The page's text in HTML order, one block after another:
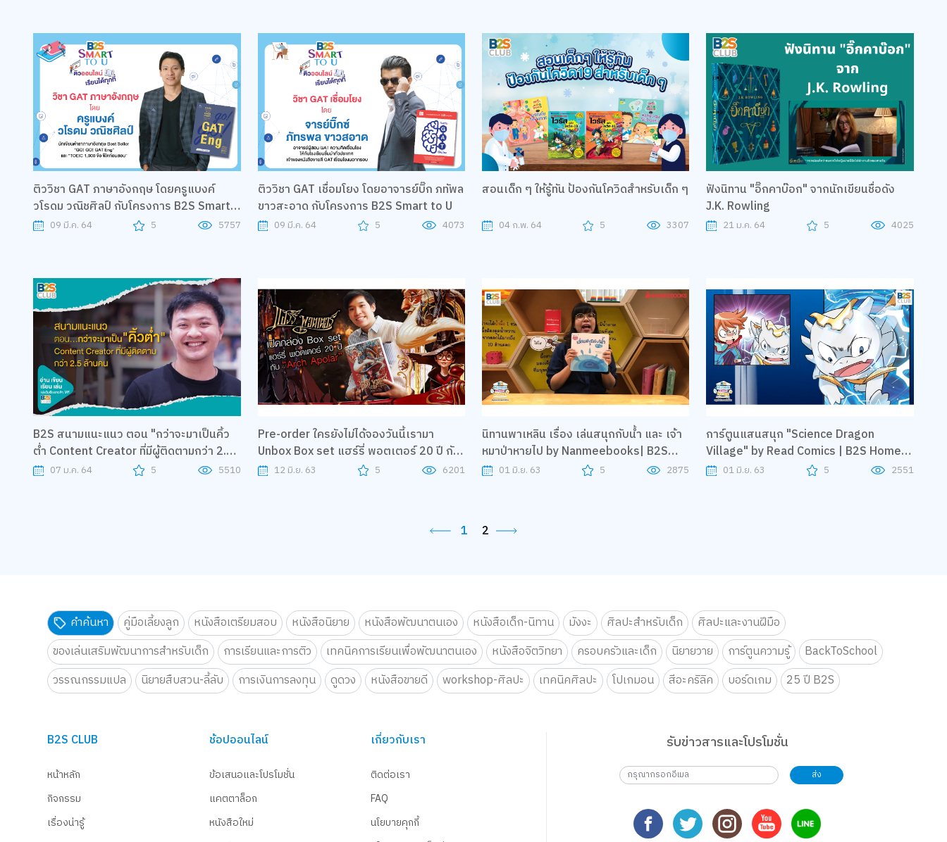
ติววิชา GAT ภาษาอังกฤษ โดยครูแบงค์
วโรดม วณิชศิลป์ กับโครงการ B2S Smart
to U09 มี.ค. 64 5 5757
ติววิชา GAT เชื่อมโยง โดยอาจารย์บิ๊ก ภทัพล
ขาวสะอาด กับโครงการ B2S Smart to U
09 มี.ค. 64 5 4073
สอนเด็ก ๆ ให้รู้ทัน ป้องกันโควิดสำหรับเด็ก ๆ
04 ก.พ. 64 5 3307
ฟังนิทาน "อิ๊กคาบ๊อก" จากนักเขียนชื่อดัง
J.K. Rowling
21 ม.ค. 64 5 4025
B2S สนามแนะแนว ตอน "กว่าจะมาเป็นคิ้ว
ต่ำ Content Creator ที่มีผู้ติดตามกว่า 2.5
ล้านคน"07 ม.ค. 64 5 5510
Pre-order ใครยังไม่ได้จองวันนี้เรามา
Unbox Box set แฮร์รี่ พอตเตอร์ 20 ปี กับ
"Arch Apolar"
12 มิ.ย. 63 5 6201
นิทานพาเหลิน เรื่อง เล่นสนุกกับน้ำ และ เจ้า
หมาป่าหายไป by Nanmeebooks| B2S
Home Sweet Home
01 มิ.ย. 63 5 2875
การ์ตูนแสนสนุก "Science Dragon
Village" by Read Comics | B2S Home
Sweet Home
01 มิ.ย. 63 5 2551
1 2
คำค้นหา คู่มือเลี้ยงลูก หนังสือเตรียมสอบ หนังสือนิยาย หนังสือพัฒนาตนเอง หนังสือเด็ก-นิทาน มังงะ ศิลปะสำหรับเด็ก
ศิลปะและงานฝีมือ
ของเล่นเสริมพัฒนาการสำหรับเด็ก
การเรียนและการติว เทคนิคการเรียนเพื่อพัฒนาตนเอง หนังสือจิตวิทยา ครอบครัวและเด็ก นิยายวาย การ์ตูนความรู้
BackToSchool
วรรณกรรมแปล
นิยายสืบสวน-ลี้ลับ การเงินการลงทุน ดูดวง หนังสือขายดี workshop-ศิลปะ เทคนิคศิลปะ โปเกมอน สีอะคริลิค บอร์ดเกม 25 ปี B2S
B2S CLUB
หน้าหลัก
กิจกรรม
เรื่องน่ารู้
ช้อปออนไลน์
ข้อเสนอและโปรโมชั่น
แคตตาล็อก
หนังสือใหม่
เกี่ยวกับเรา
ติดต่อเรา
FAQ
นโยบายคุกกี้
รับข่าวสารและโปรโมชั่น
ส่ง